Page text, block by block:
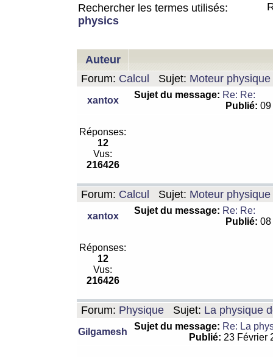
Rechercher les termes utilisés:
physics
Auteur
Forum: Calcul Sujet: Moteur
xantox
Sujet du message: Re: Re:
Publié:
Réponses:
12
Vus:
216426
Forum: Calcul Sujet: Moteur
xantox
Sujet du message: Re: Re:
Publié:
Réponses:
12
Vus:
216426
Forum: Physique Sujet: La physique
Gilgamesh
Sujet du message: Re: La
Publié: 23 Février